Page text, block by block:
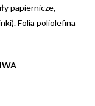
papiernicze,
Folia poliolefina